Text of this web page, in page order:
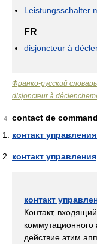
Leistungsschalter
FR
disjoncteur à
Франко-русский
disjoncteur à
4
contact de
контакт
контакт управления
контакт
Контакт,
действие этим